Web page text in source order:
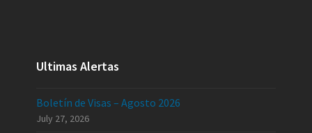
Ultimas Alertas
Boletín de Visas – Agosto 2026
July 27, 2026